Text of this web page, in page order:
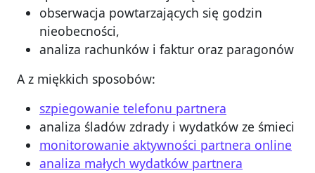
obserwacja powtarzających się godzin
nieobecności,
analiza rachunków i faktur oraz paragonów
A z miękkich sposobów:
szpiegowanie telefonu partnera
analiza śladów zdrady i wydatków ze śmieci
monitorowanie aktywności partnera online
analiza małych wydatków partnera